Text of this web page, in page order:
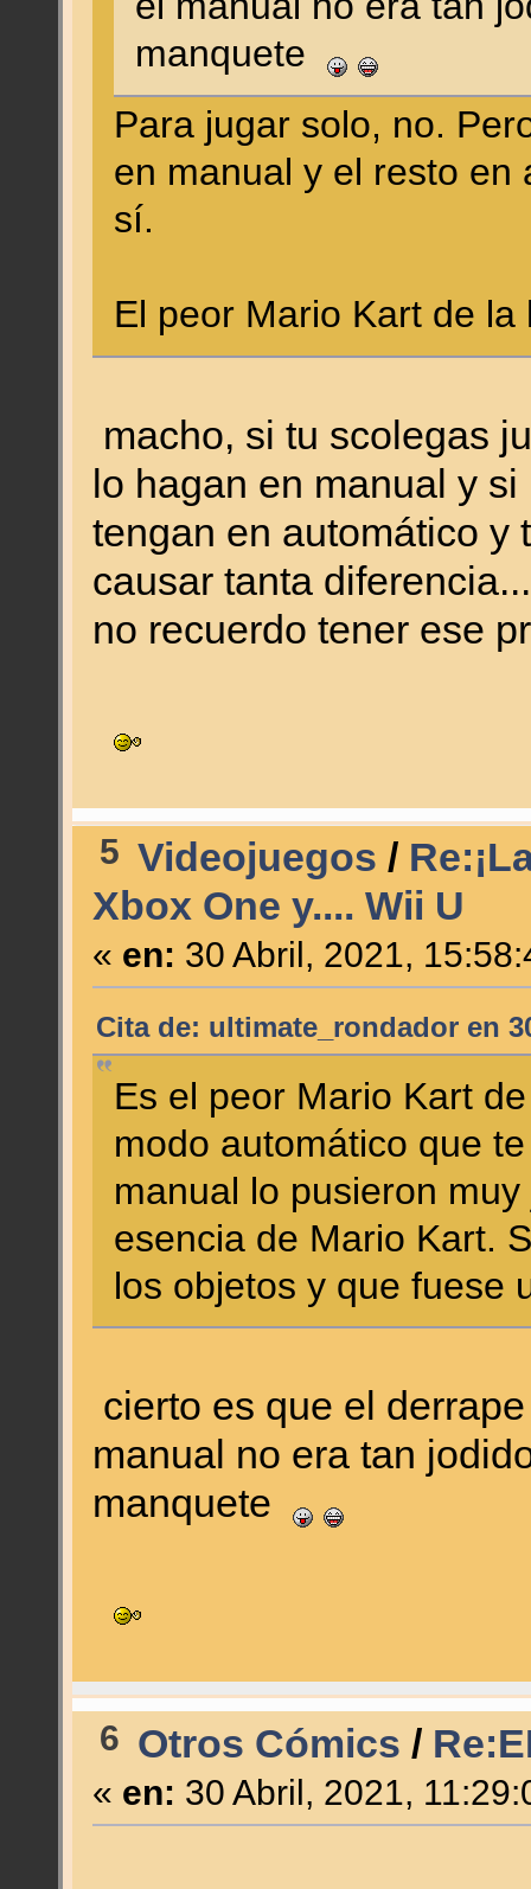
manquete
Para jugar solo, no.
en manual y el resto en
sí.
El peor Mario Kart de
macho, si tu scolegas
lo hagan en manual y
tengan en automático y
causar tanta
no recuerdo tener ese
5 Videojuegos /
Xbox One y.... Wii U
« en: 30 Abril, 2021,
Cita de: ultimate_rondador en
Es el peor Mario Kart
modo automático que
manual lo pusieron
esencia de Mario Kart.
los objetos y que fuese
cierto es que el
manual no era tan
manquete
6 Otros Cómics /
« en: 30 Abril, 2021,